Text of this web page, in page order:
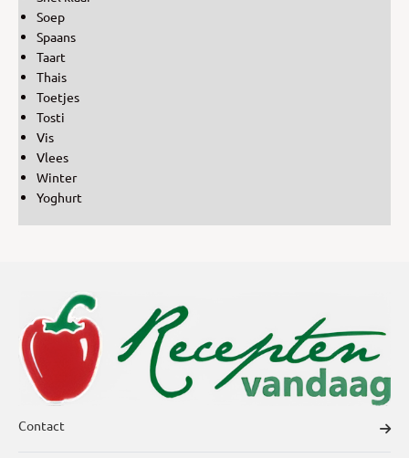
Soep
Spaans
Taart
Thais
Toetjes
Tosti
Vis
Vlees
Winter
Yoghurt
Contact